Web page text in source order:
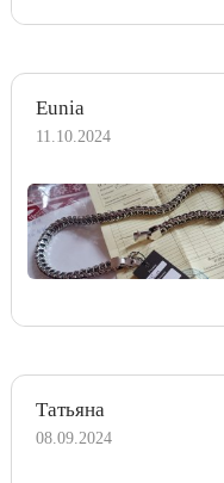
Eunia
11.10.2024
Татьяна
08.09.2024